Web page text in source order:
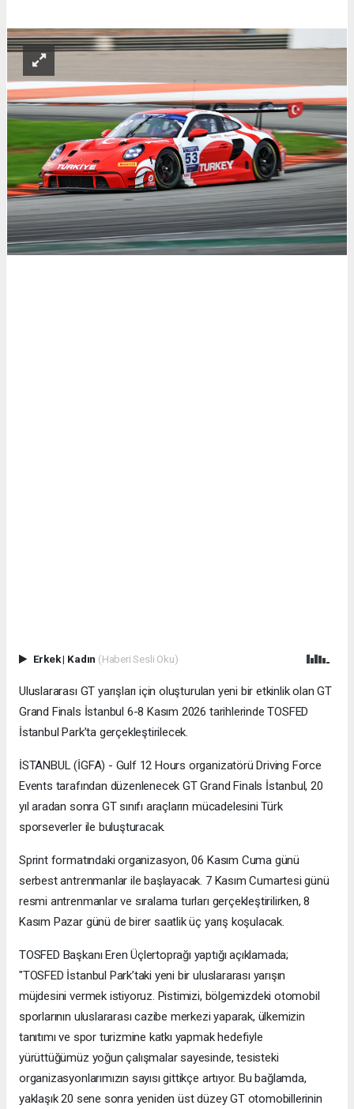
Erkek| Kadın (Haberi Sesli Oku)
Uluslararası GT yarışları için oluşturulan yeni bir etkinlik olan GT
Grand Finals İstanbul 6-8 Kasım 2026 tarihlerinde TOSFED
İstanbul Park’ta gerçekleştirilecek.
İSTANBUL (İGFA) - Gulf 12 Hours organizatörü Driving Force
Events tarafından düzenlenecek GT Grand Finals İstanbul, 20
yıl aradan sonra GT sınıfı araçların mücadelesini Türk
sporseverler ile buluşturacak.
Sprint formatındaki organizasyon, 06 Kasım Cuma günü
serbest antrenmanlar ile başlayacak. 7 Kasım Cumartesi günü
resmi antrenmanlar ve sıralama turları gerçekleştirilirken, 8
Kasım Pazar günü de birer saatlik üç yarış koşulacak.
TOSFED Başkanı Eren Üçlertoprağı yaptığı açıklamada;
"TOSFED İstanbul Park’taki yeni bir uluslararası yarışın
müjdesini vermek istiyoruz. Pistimizi, bölgemizdeki otomobil
sporlarının uluslararası cazibe merkezi yaparak, ülkemizin
tanıtımı ve spor turizmine katkı yapmak hedefiyle
yürüttüğümüz yoğun çalışmalar sayesinde, tesisteki
organizasyonlarımızın sayısı gittikçe artıyor. Bu bağlamda,
yaklaşık 20 sene sonra yeniden üst düzey GT otomobillerinin